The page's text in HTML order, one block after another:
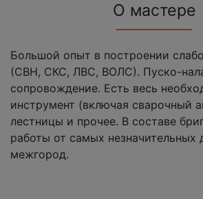
О мастере
Большой опыт в построении
(СВН, СКС, ЛВС, ВОЛС). Пуско-
сопровождение. Есть весь
инструмент (включая сварочный
лестницы и прочее. В составе
работы от самых незначительных
межгород.